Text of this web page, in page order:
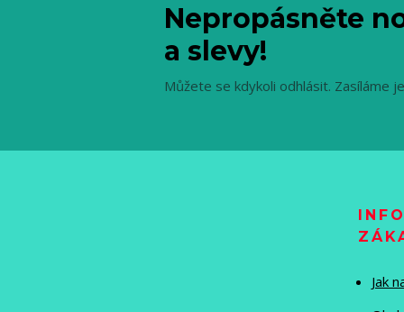
Nepropásněte
a slevy!
Můžete se kdykoli odhlásit. Zasíláme
Jak